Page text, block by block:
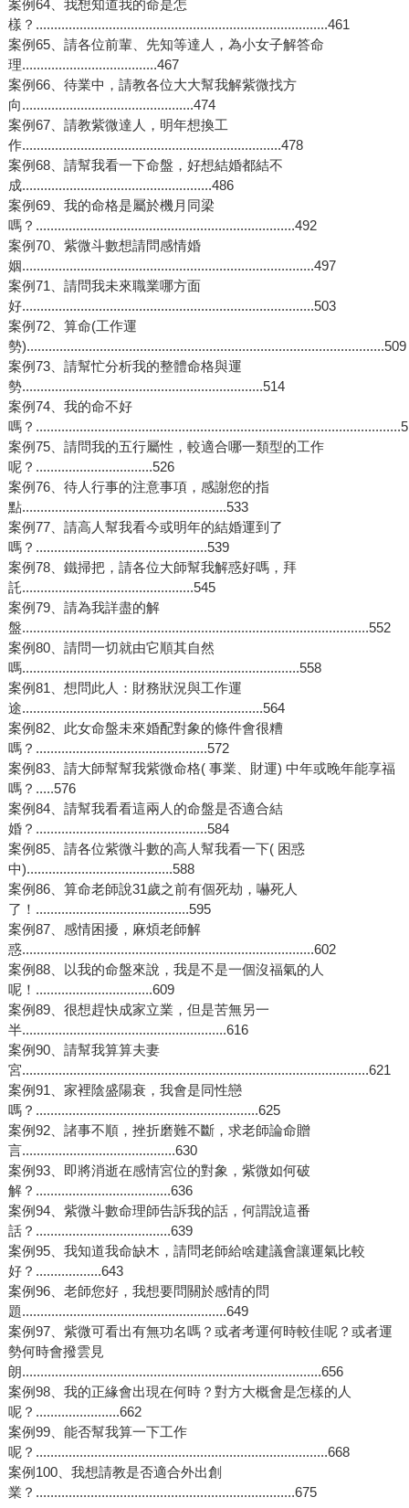
案例64、我想知道我的命是怎
樣？................................................................................461
案例65、請各位前輩、先知等達人，為小女子解答命
理.....................................467
案例66、待業中，請教各位大大幫我解紫微找方
向...............................................474
案例67、請教紫微達人，明年想換工
作.......................................................................478
案例68、請幫我看一下命盤，好想結婚都結不
成....................................................486
案例69、我的命格是屬於機月同梁
嗎？.......................................................................492
案例70、紫微斗數想請問感情婚
姻................................................................................497
案例71、請問我未來職業哪方面
好................................................................................503
案例72、算命(工作運
勢)..................................................................................................509
案例73、請幫忙分析我的整體命格與運
勢..................................................................514
案例74、我的命不好
嗎？
案例75、請問我的五行屬性，較適合哪一類型的工作
呢？................................526
案例76、待人行事的注意事項，感謝您的指
點........................................................533
案例77、請高人幫我看今或明年的結婚運到了
嗎？...............................................539
案例78、鐵掃把，請各位大師幫我解惑好嗎，拜
託...............................................545
案例79、請為我詳盡的解
盤...............................................................................................552
案例80、請問一切就由它順其自然
嗎............................................................................558
案例81、想問此人：財務狀況與工作運
途..................................................................564
案例82、此女命盤未來婚配對象的條件會很糟
嗎？...............................................572
案例83、請大師幫幫我紫微命格( 事業、財運) 中年或晚年能享福
嗎？.....576
案例84、請幫我看看這兩人的命盤是否適合結
婚？...............................................584
案例85、請各位紫微斗數的高人幫我看一下( 困惑
中)........................................588
案例86、算命老師說31歲之前有個死劫，嚇死人
了！..........................................595
案例87、感情困擾，麻煩老師解
惑................................................................................602
案例88、以我的命盤來說，我是不是一個沒福氣的人
呢！................................609
案例89、很想趕快成家立業，但是苦無另一
半........................................................616
案例90、請幫我算算夫妻
宮...............................................................................................621
案例91、家裡陰盛陽衰，我會是同性戀
嗎？.............................................................625
案例92、諸事不順，挫折磨難不斷，求老師論命贈
言..........................................630
案例93、即將消逝在感情宮位的對象，紫微如何破
解？.....................................636
案例94、紫微斗數命理師告訴我的話，何謂說這番
話？.....................................639
案例95、我知道我命缺木，請問老師給啥建議會讓運氣比較
好？..................643
案例96、老師您好，我想要問關於感情的問
題........................................................649
案例97、紫微可看出有無功名嗎？或者考運何時較佳呢？或者運
勢何時會撥雲見
朗..................................................................................656
案例98、我的正緣會出現在何時？對方大概會是怎樣的人
呢？.......................662
案例99、能否幫我算一下工作
呢？................................................................................668
案例100、我想請教是否適合外出創
業？.......................................................................675